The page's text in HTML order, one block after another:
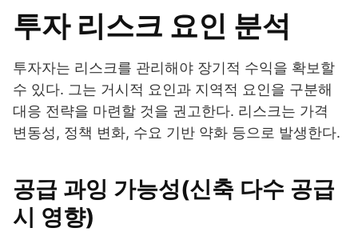
투자 리스크 요인 분석
투자자는 리스크를 관리해야 장기적 수익을 확보할
수 있다. 그는 거시적 요인과 지역적 요인을 구분해
대응 전략을 마련할 것을 권고한다. 리스크는 가격
변동성, 정책 변화, 수요 기반 약화 등으로 발생한다.
공급 과잉 가능성(신축 다수 공급
시 영향)